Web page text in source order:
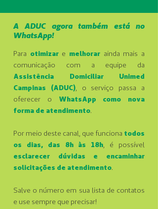
A ADUC agora também está no
WhatsApp!
Para otimizare melhorar ainda mais a
comunicação com a equipe da
Assistência Domiciliar Unimed
Campinas (ADUC), o serviço passa a
oferecer o WhatsApp como nova
forma de atendimento.
Por meio deste canal, que funciona todos
os dias, das 8h às 18h, é possível
esclarecer dúvidas e encaminhar
solicitações de atendimento.
Salve o número em sua lista de contatos
e use sempre que precisar!